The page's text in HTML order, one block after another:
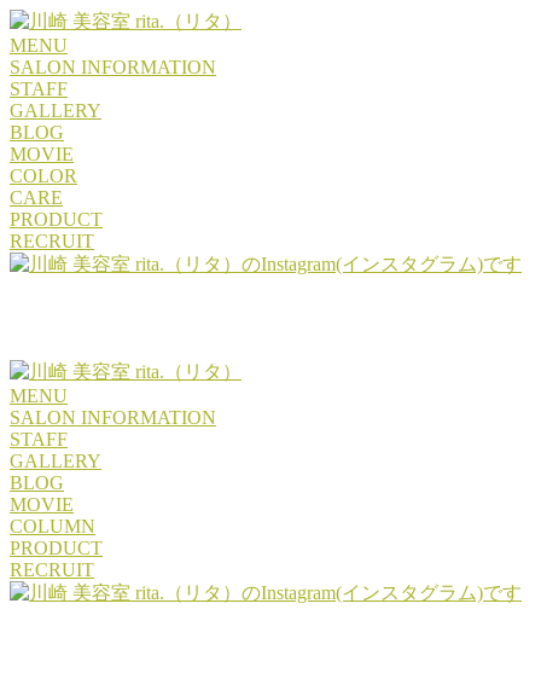
MENU
SALON INFORMATION
STAFF
GALLERY
BLOG
MOVIE
COLOR
CARE
PRODUCT
RECRUIT
MENU
SALON INFORMATION
STAFF
GALLERY
BLOG
MOVIE
COLUMN
PRODUCT
RECRUIT